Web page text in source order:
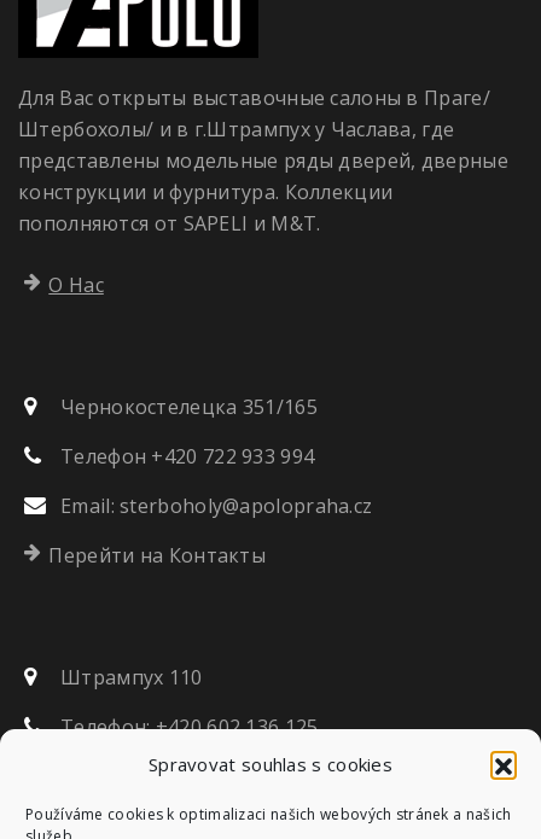
Spravovat souhlas s cookies
Používáme cookies k optimalizaci našich webových stránek a našich
Для Вас открыты выставочные салоны в Праге/
Штербохолы/ и в г.Штрампух у Часлава, где
представлены модельные ряды дверей, дверные
конструкции и фурнитура. Коллекции
пополняются от SAPELI и M&T.
О Нас
Чернокостелецка 351/165
Телефон +420 722 933 994
Email:sterboholy@apolopraha.cz
Перейти на Контакты
Штрампух 110
Телефон: +420 602 136 125
strampouch@apolocaslav.cz
Перейти на Контакты